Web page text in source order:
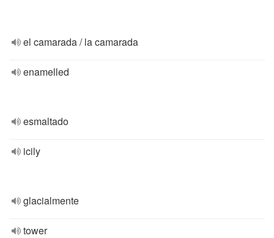
el camarada / la camarada
enamelled
esmaltado
icily
glacialmente
tower